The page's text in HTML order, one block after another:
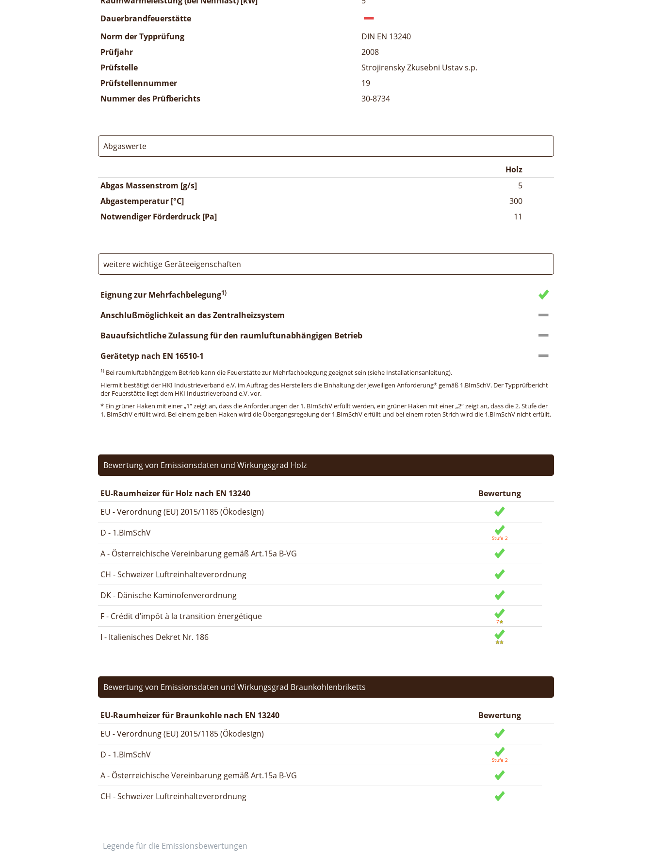
Dauerbrandfeuerstätte
Norm der Typprüfung
DIN EN 13240
Prüfjahr
2008
Prüfstelle
Strojirensky Zkusebni Ustav s.p.
Prüfstellennummer
19
Nummer des Prüfberichts
30-8734
Abgaswerte
Holz
Abgas Massenstrom [g/s]
5
Abgastemperatur [°C]
300
Notwendiger Förderdruck [Pa]
11
weitere wichtige Geräteeigenschaften
Eignung zur Mehrfachbelegung1)
Anschlußmöglichkeit an das Zentralheizsystem
Bauaufsichtliche Zulassung für den raumluftunabhängigen Betrieb
Gerätetyp nach EN 16510-1
1) Bei raumluftabhängigem Betrieb kann die Feuerstätte zur Mehrfachbelegung geeignet sein (siehe Installationsanleitung).
Hiermit bestätigt der HKI Industrieverband e.V. im Auftrag des Herstellers die Einhaltung der jeweiligen Anforderung* gemäß 1.BImSchV. Der Typprüfbericht
der Feuerstätte liegt dem HKI Industrieverband e.V. vor.
* Ein grüner Haken mit einer „1“ zeigt an, dass die Anforderungen der 1. BImSchV erfüllt werden, ein grüner Haken mit einer „2“ zeigt an, dass die 2. Stufe der
1. BImSchV erfüllt wird. Bei einem gelben Haken wird die Übergangsregelung der 1.BImSchV erfüllt und bei einem roten Strich wird die 1.BImSchV nicht erfüllt.
Bewertung von Emissionsdaten und Wirkungsgrad Holz
EU-Raumheizer für Holz nach EN 13240
Bewertung
EU - Verordnung (EU) 2015/1185 (Ökodesign)
D - 1.BImSchV
A - Österreichische Vereinbarung gemäß Art.15a B-VG
CH - Schweizer Luftreinhalteverordnung
DK - Dänische Kaminofenverordnung
F - Crédit d’impôt à la transition énergétique
I - Italienisches Dekret Nr. 186
Bewertung von Emissionsdaten und Wirkungsgrad Braunkohlenbriketts
EU-Raumheizer für Braunkohle nach EN 13240
Bewertung
EU - Verordnung (EU) 2015/1185 (Ökodesign)
D - 1.BImSchV
A - Österreichische Vereinbarung gemäß Art.15a B-VG
CH - Schweizer Luftreinhalteverordnung
Legende für die Emissionsbewertungen